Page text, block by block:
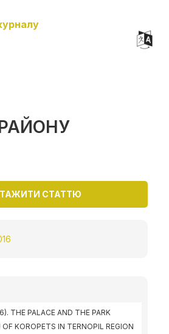
СТАТТЮ
THE PALACE AND THE PARK
KOROPETS IN TERNOPIL REGION